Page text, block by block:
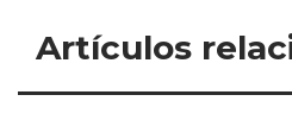
Artículos